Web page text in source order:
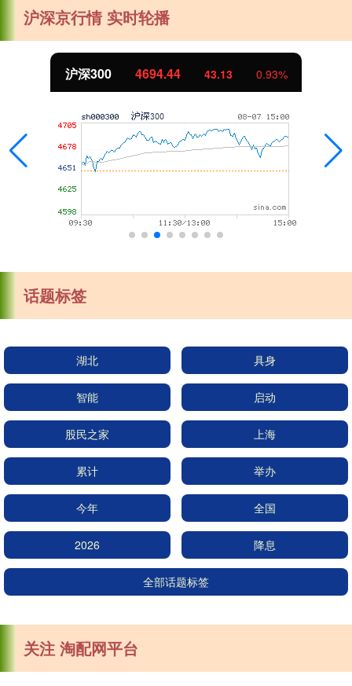
沪深京行情 实时轮播
沪深300 4694.44 43.13 0.93%
话题标签
湖北 具身
智能 启动
股民之家 上海
累计 举办
今年 全国
2026 降息
全部话题标签
关注 淘配网平台